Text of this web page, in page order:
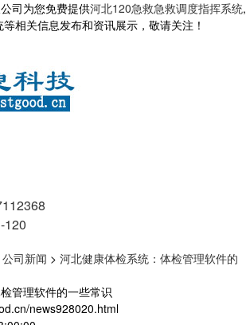
司为您免费提供河北120急救急救调度指挥系统,
相关信息发布和资讯展示，敬请关注！
120
公司新闻 > 河北健康体检系统：体检管理软件的
管理软件的一些常识
news928020.html